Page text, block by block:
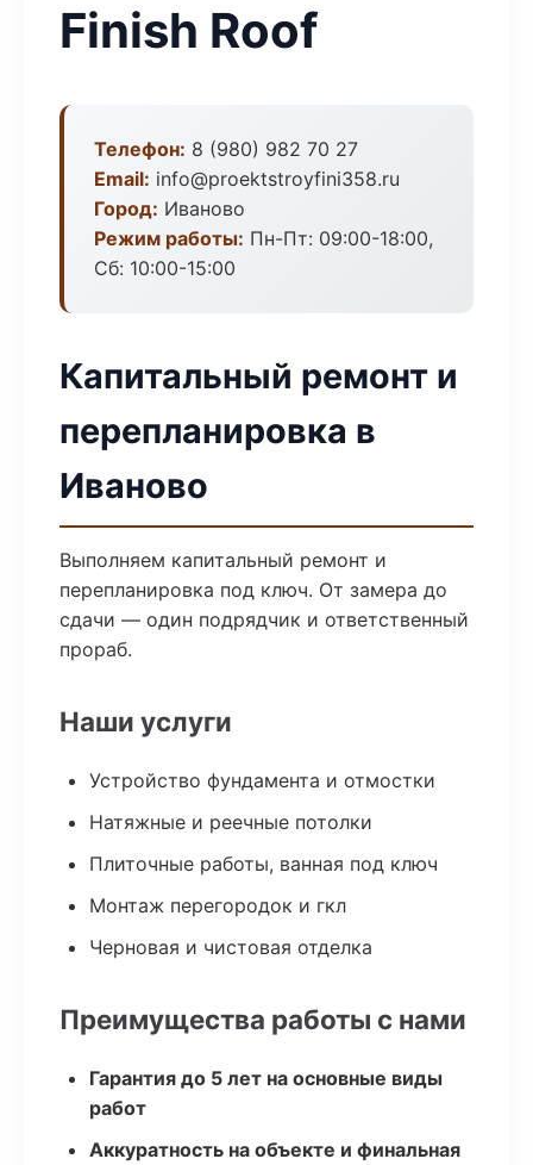
Finish Roof
Телефон: 8 (980) 982 70 27
Email: info@proektstroyfini358.ru
Город: Иваново
Режим работы: Пн-Пт: 09:00-18:00,
Сб: 10:00-15:00
Капитальный ремонт и
перепланировка в
Иваново
Выполняем капитальный ремонт и
перепланировка под ключ. От замера до
сдачи — один подрядчик и ответственный
прораб.
Наши услуги
Устройство фундамента и отмостки
Натяжные и реечные потолки
Плиточные работы, ванная под ключ
Монтаж перегородок и гкл
Черновая и чистовая отделка
Преимущества работы с нами
Гарантия до 5 лет на основные виды
работ
Аккуратность на объекте и финальная